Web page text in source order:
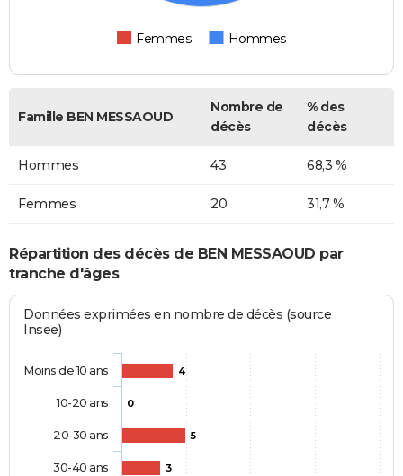
Femmes Hommes
Famille BEN MESSAOUD
Nombre de
décès
% des
décès
Hommes 43 68,3 %
Femmes 20 31,7 %
Répartition des décès de BEN MESSAOUD par
tranche d'âges
Données exprimées en nombre de décès (source :
Insee)
4
0
5
3
Moins de 10 ans
10-20 ans
20-30 ans
30-40 ans